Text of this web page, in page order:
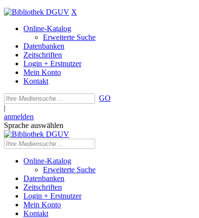
X
Online-Katalog
Erweiterte Suche
Datenbanken
Zeitschriften
Login + Erstnutzer
Mein Konto
Kontakt
GO
|
anmelden
Sprache auswählen
Online-Katalog
Erweiterte Suche
Datenbanken
Zeitschriften
Login + Erstnutzer
Mein Konto
Kontakt